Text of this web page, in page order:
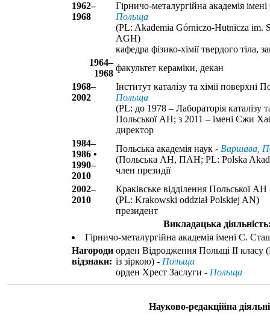
1962–
1968
Гірничо-металургійна академія
Польща
(PL: Akademia Górniczo-Hutnicza im.
AGH)
кафедра фізико-хімії твердого тіла,
1964–
1968
факультет кераміки, декан
1968–
2002
Інститут каталізу та хімії поверхні
Польща
(PL: до 1978 – Лабораторія каталізу
Польської АН; з 2011 – імені Єжи
директор
1984–
1986 •
1990–
2010
Польська академія наук - Варшава,
(Польська АН, ПАН; PL: Polska
член президії
2002–
2010
Краківське відділення Польської
(PL: Krakowski oddział Polskiej AN)
президент
Викладацька
Гірничо-металургійна академія імені С.
Нагороди
відзнаки:
орден Відродження Польщі II класу
із зіркою) - Польща
орден Хрест Заслуги - Польща
Науково-редакційна